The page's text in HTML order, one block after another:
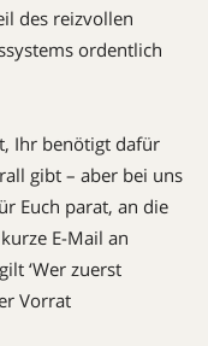
des reizvollen
ordentlich
Ihr benötigt dafür
gibt – aber bei uns
Euch parat, an die
E-Mail an
‘Wer zuerst
Vorrat